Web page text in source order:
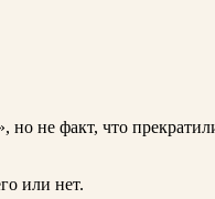
не факт, что
или нет.